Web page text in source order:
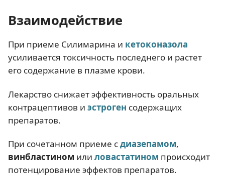
Взаимодействие
При приеме Силимарина и кетоконазола
усиливается токсичность последнего и растет
его содержание в плазме крови.
Лекарство снижает эффективность оральных
контрацептивов и эстроген содержащих
препаратов.
При сочетанном приеме сдиазепамом,
винбластином или ловастатином происходит
потенцирование эффектов препаратов.